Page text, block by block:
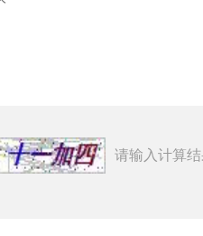
请输入计算